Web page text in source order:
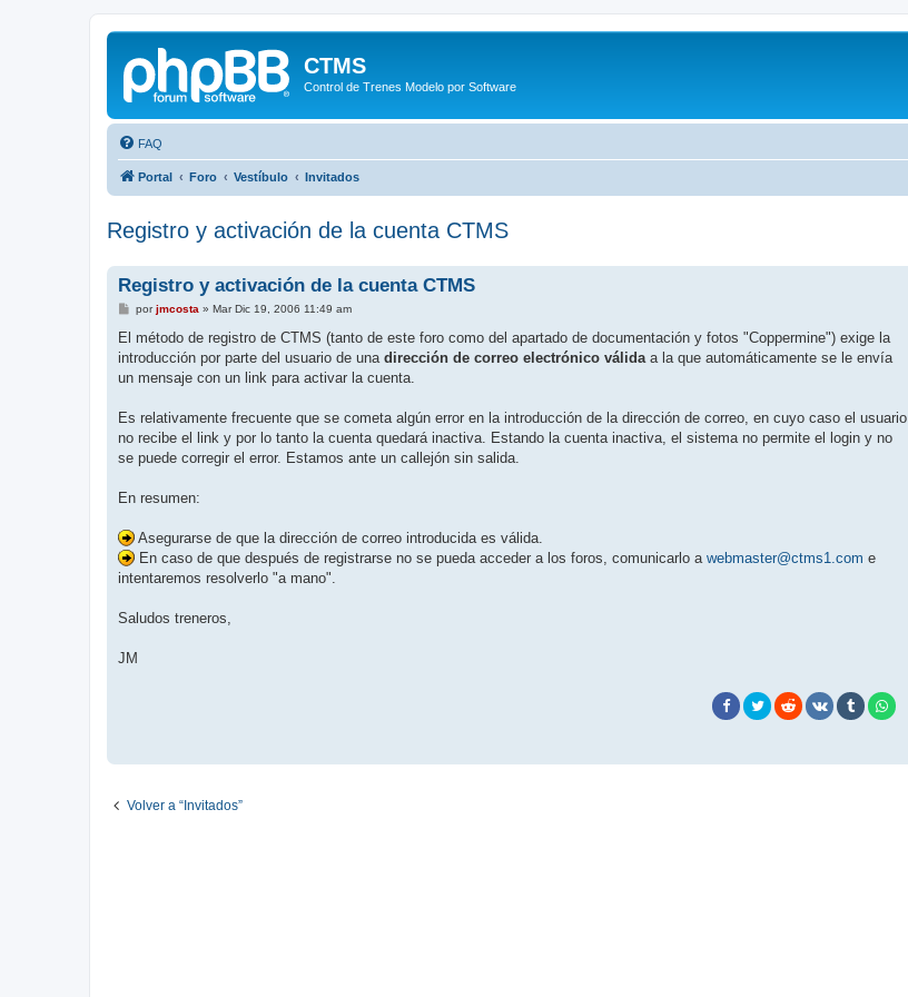
CTMS
Control de Trenes Modelo por Software
FAQ
Portal Foro Vestíbulo Invitados
Registro y activación de la cuenta CTMS
Registro y activación de la cuenta CTMS
M
n
a
j
porjmcosta » Mar Dic 19, 2006 11:49 am
El método de registro de CTMS (tanto de este foro como del apartado de documentación y fotos "Coppermine") exige la
introducción por parte del usuario de una dirección de correo electrónico válida a la que automáticamente se le envía
un mensaje con un link para activar la cuenta.
Es relativamente frecuente que se cometa algún error en la introducción de la dirección de correo, en cuyo caso el usuario
no recibe el link y por lo tanto la cuenta quedará inactiva. Estando la cuenta inactiva, el sistema no permite el login y no
se puede corregir el error. Estamos ante un callejón sin salida.
En resumen:
Asegurarse de que la dirección de correo introducida es válida.
En caso de que después de registrarse no se pueda acceder a los foros, comunicarlo a webmaster@ctms1.com e
intentaremos resolverlo "a mano".
Saludos treneros,
JM
Volver a “Invitados”